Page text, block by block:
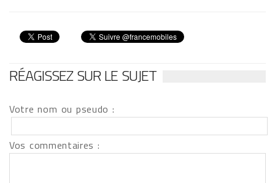
RÉAGISSEZ SUR LE SUJET
Votre nom ou pseudo :
Vos commentaires :